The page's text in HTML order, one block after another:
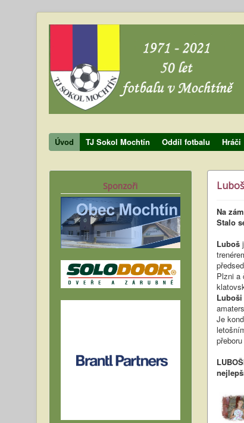
Úvod
TJ Sokol Mochtín Oddíl fotbalu Hráči
Sponzoři
Na
Stalo
Luboš
Plzni a
Luboši
Je